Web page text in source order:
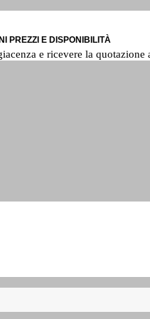
PREZZI E DISPONIBILITÀ
e ricevere la quotazione